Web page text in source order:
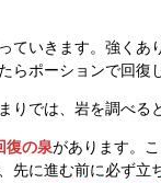
ていきます。強くあ
らポーションで回復
りでは、岩を調べる
復の泉があります。
先に進む前に必ず立